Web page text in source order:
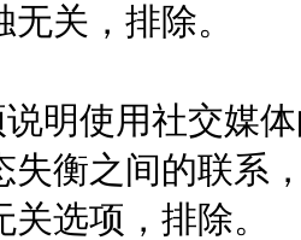
关，排除。
使用社交媒体
失衡之间的联系
选项，排除。